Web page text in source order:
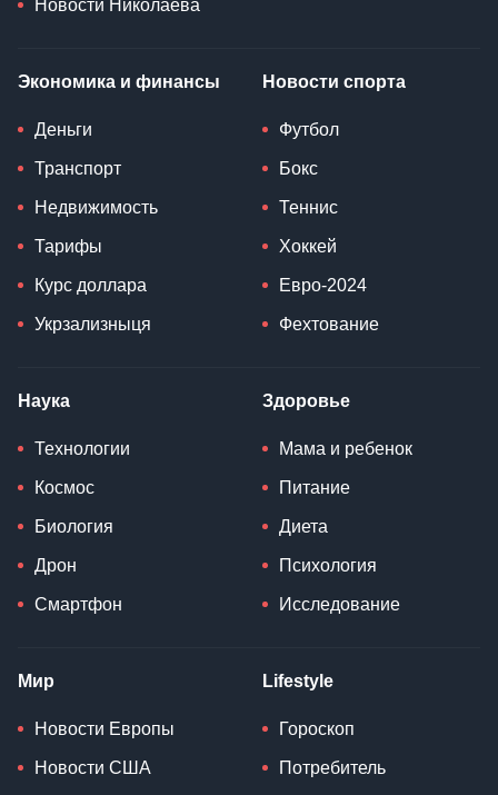
Новости Николаева
Экономика и финансы
Деньги
Транспорт
Недвижимость
Тарифы
Курс доллара
Укрзализныця
Новости спорта
Футбол
Бокс
Теннис
Хоккей
Евро-2024
Фехтование
Наука
Технологии
Космос
Биология
Дрон
Смартфон
Здоровье
Мама и ребенок
Питание
Диета
Психология
Исследование
Мир
Новости Европы
Новости США
Lifestyle
Гороскоп
Потребитель